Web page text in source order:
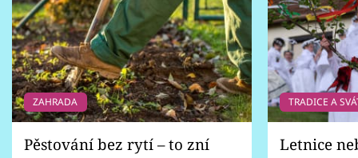
ZAHRADA
Pěstování bez rytí – to zní
TRADICE A
Letnice